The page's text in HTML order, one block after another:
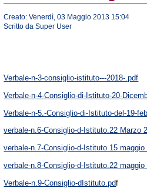
Creato: Venerdì, 03 Maggio 2013 15:04
Scritto da Super User
Verbale-n-3-consiglio-istituto---2018-.pdf
Verbale-n-4-Consiglio-di-Istituto-20-
Verbale-n-5.-Consiglio-di-Istituto-del-19-
verbale-n.6-Consiglio-d-Istituto.22 Marzo
verbale-n.7-Consiglio-d-Istituto.15 maggio
verbale-n.8-Consiglio-d-Istituto.22 maggio
Verbale-n.9-Consiglio-dIstituto.pdf